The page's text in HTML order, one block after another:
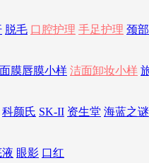
脱毛 口腔护理 手足护理 颈
面膜唇膜小样 洁面卸妆小样
科颜氏 SK-II 资生堂 海蓝之谜
眼影 口红